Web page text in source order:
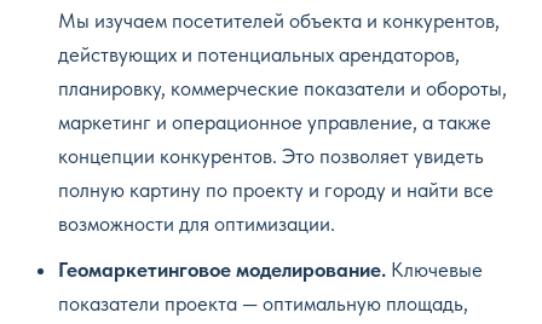
Мы изучаем посетителей объекта и конкурентов,
действующих и потенциальных арендаторов,
планировку, коммерческие показатели и обороты,
маркетинг и операционное управление, а также
концепции конкурентов. Это позволяет увидеть
полную картину по проекту и городу и найти все
возможности для оптимизации.
Геомаркетинговое моделирование. Ключевые
показатели проекта — оптимальную площадь,